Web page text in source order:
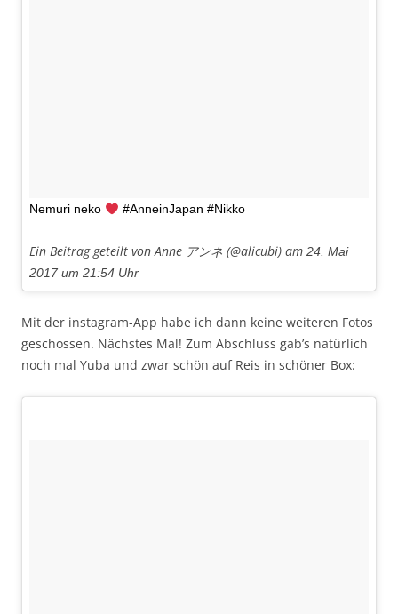
Nemuri neko #AnneinJapan #Nikko
Ein Beitrag geteilt von Anne アンネ (@alicubi) am 24. Mai
2017 um 21:54 Uhr
Mit der instagram-App habe ich dann keine weiteren Fotos
geschossen. Nächstes Mal! Zum Abschluss gab’s natürlich
noch mal Yuba und zwar schön auf Reis in schöner Box: